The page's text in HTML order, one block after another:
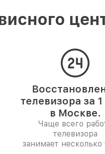
телевизора за
в Москве.
Чаще всего
телевизора
занимает несколько